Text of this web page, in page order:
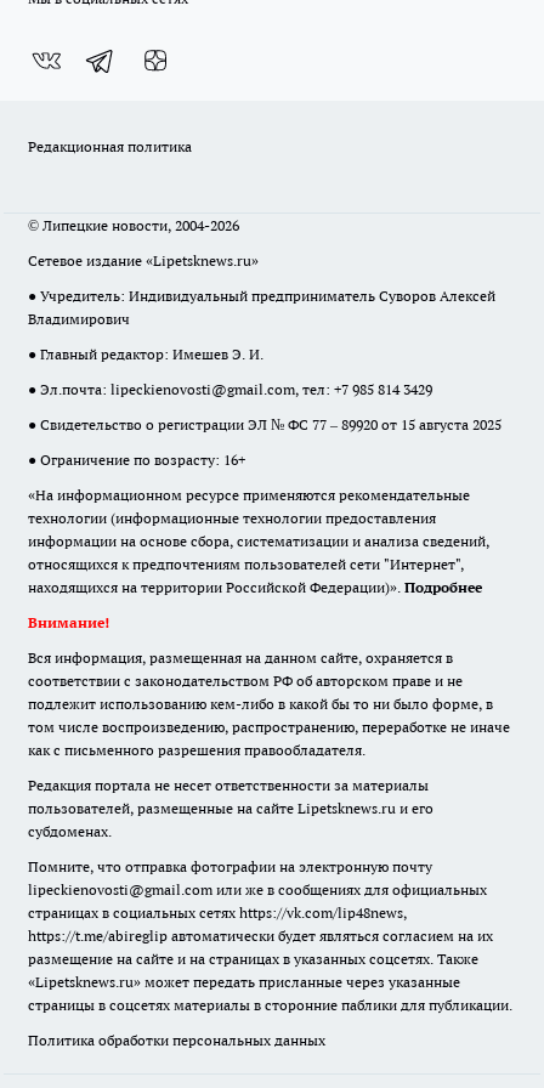
Редакционная политика
© Липецкие новости, 2004-2026
Сетевое издание «Lipetsknews.ru»
● Учредитель: Индивидуальный предприниматель Суворов Алексей
Владимирович
● Главный редактор: Имешев Э. И.
● Эл.почта: lipeckienovosti@gmail.com, тел: +7 985 814 3429
● Свидетельство о регистрации ЭЛ № ФС 77 – 89920 от 15 августа 2025
● Ограничение по возрасту: 16+
«На информационном ресурсе применяются рекомендательные
технологии (информационные технологии предоставления
информации на основе сбора, систематизации и анализа сведений,
относящихся к предпочтениям пользователей сети "Интернет",
находящихся на территории Российской Федерации)». Подробнее
Внимание!
Вся информация, размещенная на данном сайте, охраняется в
соответствии с законодательством РФ об авторском праве и не
подлежит использованию кем-либо в какой бы то ни было форме, в
том числе воспроизведению, распространению, переработке не иначе
как с письменного разрешения правообладателя.
Редакция портала не несет ответственности за материалы
пользователей, размещенные на сайте Lipetsknews.ru и его
субдоменах.
Помните, что отправка фотографии на электронную почту
lipeckienovosti@gmail.com или же в сообщениях для официальных
страницах в социальных сетях https://vk.com/lip48news,
https://t.me/abireglip автоматически будет являться согласием на их
размещение на сайте и на страницах в указанных соцсетях. Также
«Lipetsknews.ru» может передать присланные через указанные
страницы в соцсетях материалы в сторонние паблики для публикации.
Политика обработки персональных данных